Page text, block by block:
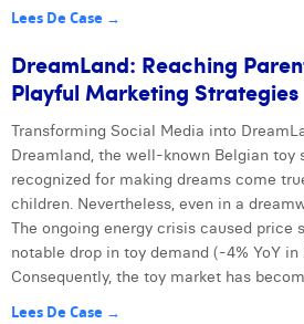
Lees De Case →
DreamLand: Reaching
Playful Marketing Strategies
Transforming Social Media into
Dreamland, the well-known Belgian toy
recognized for making dreams come
children. Nevertheless, even in a
The ongoing energy crisis caused price
notable drop in toy demand (-4% YoY
Consequently, the toy market has
Lees De Case →